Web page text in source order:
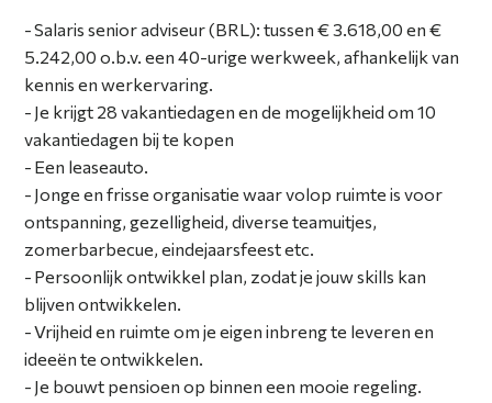
Salaris senior adviseur (BRL): tussen € 3.618,00 en €
5.242,00 o.b.v. een 40-urige werkweek, afhankelijk van
kennis en werkervaring.
Je krijgt 28 vakantiedagen en de mogelijkheid om 10
vakantiedagen bij te kopen
Een leaseauto.
Jonge en frisse organisatie waar volop ruimte is voor
ontspanning, gezelligheid, diverse teamuitjes,
zomerbarbecue, eindejaarsfeest etc.
Persoonlijk ontwikkel plan, zodat je jouw skills kan
blijven ontwikkelen.
Vrijheid en ruimte om je eigen inbreng te leveren en
ideeën te ontwikkelen.
Je bouwt pensioen op binnen een mooie regeling.